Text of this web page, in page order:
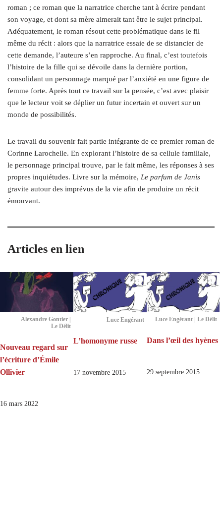
roman ; ce roman que la narratrice cherche tant à écrire pendant
son voyage, et dont sa mère aimerait tant être le sujet principal.
Adéquatement, le roman résout cette problématique dans le fil
même du récit : alors que la narratrice essaie de se distancier de
cette demande, l’auteure s’en rapproche. Au final, c’est toutefois
l’histoire de la fille qui se dévoile dans la dernière portion,
consolidant un personnage marqué par l’anxiété en une figure de
femme forte. Après tout ce travail sur la pensée, c’est avec plaisir
que le lecteur voit se déplier un futur incertain et ouvert sur un
monde de possibilités.
Le travail du souvenir fait partie intégrante de ce premier roman de
Corinne Larochelle. En explorant l’histoire de sa cellule familiale,
le personnage principal trouve, par le fait même, les réponses à ses
propres inquiétudes. Livre sur la mémoire, Le parfum de Janis
gravite autour des imprévus de la vie afin de produire un récit
émouvant.
Articles en lien
Alexandre Gontier |
Le Délit
Nouveau regard sur
l’écriture d’Émile
Ollivier
16 mars 2022
Luce Engérant
L’homonyme russe
17 novembre 2015
Luce Engérant | Le Délit
Dans l’œil des hyènes
29 septembre 2015